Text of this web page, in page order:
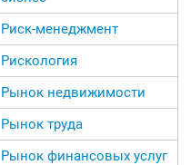
Риск-менеджмент
Рискология
Рынок недвижимости
Рынок труда
Рынок финансовых услуг